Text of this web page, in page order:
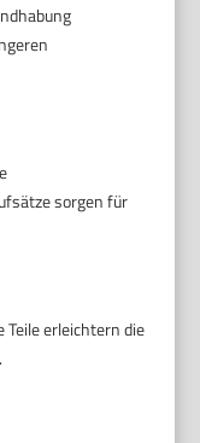
sorgen für
Teile erleichtern die